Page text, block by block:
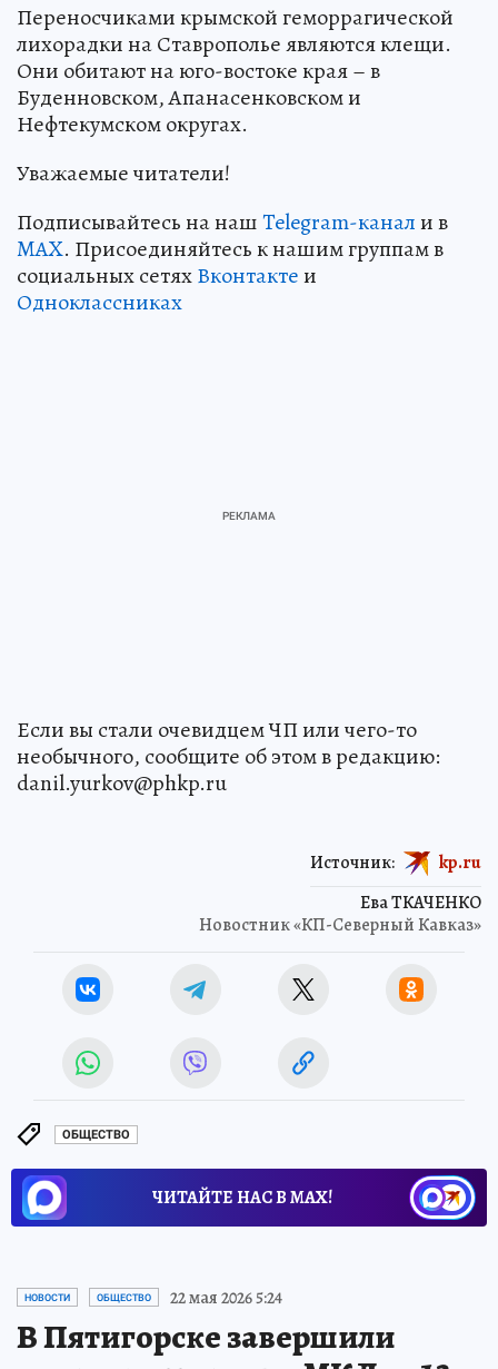
Переносчиками крымской геморрагической
лихорадки на Ставрополье являются клещи.
Они обитают на юго-востоке края – в
Буденновском, Апанасенковском и
Нефтекумском округах.
Уважаемые читатели!
Подписывайтесь на нашTelegram-канали в
MAX. Присоединяйтесь к нашим группам в
социальных сетяхВконтактеи
Одноклассниках
Если вы стали очевидцем ЧП или чего-то
необычного, сообщите об этом в редакцию:
danil.yurkov@phkp.ru
Ева ТКАЧЕНКО
Новостник «КП-Северный Кавказ»
Источник: kp.ru
ОБЩЕСТВО
ЧИТАЙТЕ НАС В МАХ!
НОВОСТИ ОБЩЕСТВО 22 мая 2026 5:24
В Пятигорске завершили